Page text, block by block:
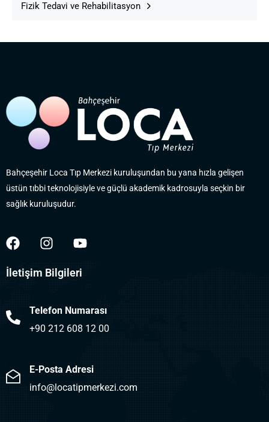
Fizik Tedavi ve Rehabilitasyon
Bahçeşehir Loca Tıp Merkezi kuruluşundan bu yana hızla gelişen
üstün tıbbi teknolojisiyle ve güçlü akademik kadrosuyla seçkin bir
sağlık kuruluşudur.
İletişim Bilgileri
Telefon Numarası
+90 212 608 12 00
E-Posta Adresi
info@locatipmerkezi.com